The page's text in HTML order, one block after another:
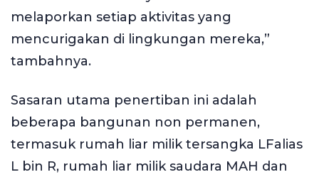
melaporkan setiap aktivitas yang
mencurigakan di lingkungan mereka,”
tambahnya.
Sasaran utama penertiban ini adalah
beberapa bangunan non permanen,
termasuk rumah liar milik tersangka LFalias
L bin R, rumah liar milik saudara MAH dan